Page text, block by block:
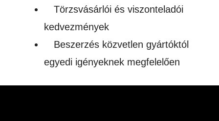
Törzsvásárlói és viszonteladói
kedvezmények
Beszerzés közvetlen gyártóktól
egyedi igényeknek megfelelően